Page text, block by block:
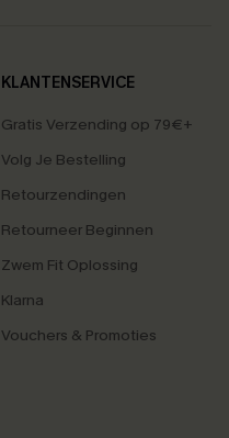
KLANTENSERVICE
Gratis Verzending op 79€+
Volg Je Bestelling
Retourzendingen
Retourneer Beginnen
Zwem Fit Oplossing
Klarna
Vouchers & Promoties